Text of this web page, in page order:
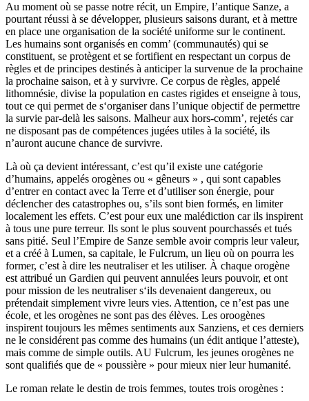
Au moment où se passe notre récit, un Empire, l’antique Sanze, a
pourtant réussi à se développer, plusieurs saisons durant, et à mettre
en place une organisation de la société uniforme sur le continent.
Les humains sont organisés en comm’ (communautés) qui se
constituent, se protègent et se fortifient en respectant un corpus de
règles et de principes destinés à anticiper la survenue de la prochaine
la prochaine saison, et à y survivre. Ce corpus de règles, appelé
lithomnésie, divise la population en castes rigides et enseigne à tous,
tout ce qui permet de s‘organiser dans l’unique objectif de permettre
la survie par-delà les saisons. Malheur aux hors-comm’, rejetés car
ne disposant pas de compétences jugées utiles à la société, ils
n’auront aucune chance de survivre.
Là où ça devient intéressant, c’est qu’il existe une catégorie
d’humains, appelés orogènes ou « gêneurs » , qui sont capables
d’entrer en contact avec la Terre et d’utiliser son énergie, pour
déclencher des catastrophes ou, s’ils sont bien formés, en limiter
localement les effets. C’est pour eux une malédiction car ils inspirent
à tous une pure terreur. Ils sont le plus souvent pourchassés et tués
sans pitié. Seul l’Empire de Sanze semble avoir compris leur valeur,
et a créé à Lumen, sa capitale, le Fulcrum, un lieu où on pourra les
former, c’est à dire les neutraliser et les utiliser. À chaque orogène
est attribué un Gardien qui peuvent annulées leurs pouvoir, et ont
pour mission de les neutraliser s‘ils devenaient dangereux, ou
prétendait simplement vivre leurs vies. Attention, ce n’est pas une
école, et les orogènes ne sont pas des élèves. Les oroogènes
inspirent toujours les mêmes sentiments aux Sanziens, et ces derniers
ne le considérent pas comme des humains (un édit antique l’atteste),
mais comme de simple outils. AU Fulcrum, les jeunes orogènes ne
sont qualifiés que de « poussière » pour mieux nier leur humanité.
Le roman relate le destin de trois femmes, toutes trois orogènes :